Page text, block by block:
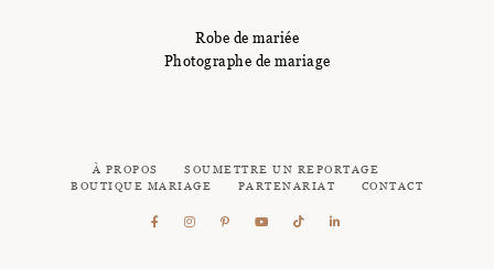
Robe de mariée
Photographe de mariage
À PROPOS
SOUMETTRE UN REPORTAGE
BOUTIQUE MARIAGE
PARTENARIAT CONTACT